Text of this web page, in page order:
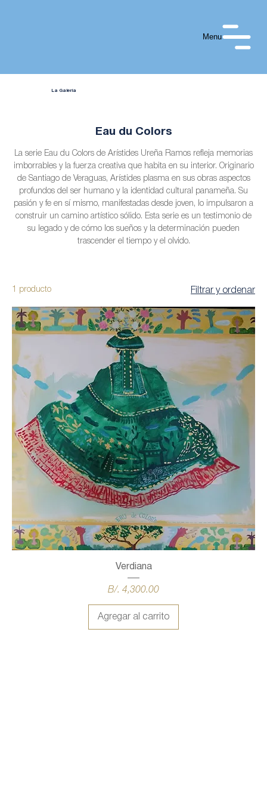
Menu
La Galería
Eau du Colors
La serie Eau du Colors de Arístides Ureña Ramos refleja memorias
imborrables y la fuerza creativa que habita en su interior. Originario
de Santiago de Veraguas, Arístides plasma en sus obras aspectos
profundos del ser humano y la identidad cultural panameña. Su
pasión y fe en sí mismo, manifestadas desde joven, lo impulsaron a
construir un camino artístico sólido. Esta serie es un testimonio de
su legado y de cómo los sueños y la determinación pueden
trascender el tiempo y el olvido.
1 producto Filtrar y ordenar
Verdiana
Precio
B/. 4,300.00
Agregar al carrito